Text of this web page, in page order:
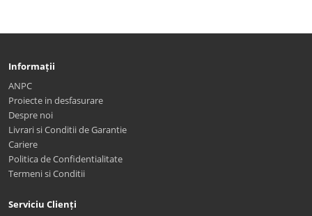
Informații
ANPC
Proiecte in desfasurare
Despre noi
Livrari si Conditii de Garantie
Cariere
Politica de Confidentialitate
Termeni si Conditii
Serviciu Clienți